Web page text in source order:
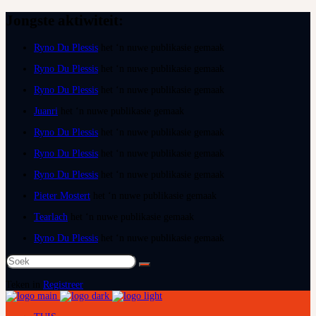
Ryno Du Plessis
Ryno Du Plessis
Ryno Du Plessis
Juanri
Ryno Du Plessis
Ryno Du Plessis
Ryno Du Plessis
Pieter Mostert
Tearlach
Ryno Du Plessis
Soek
na:
Registreer